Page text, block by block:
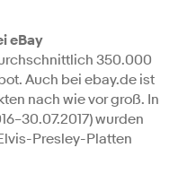
eBay
350.000
Auch bei ebay.de ist
nach wie vor groß. In
wurden
Presley-Platten